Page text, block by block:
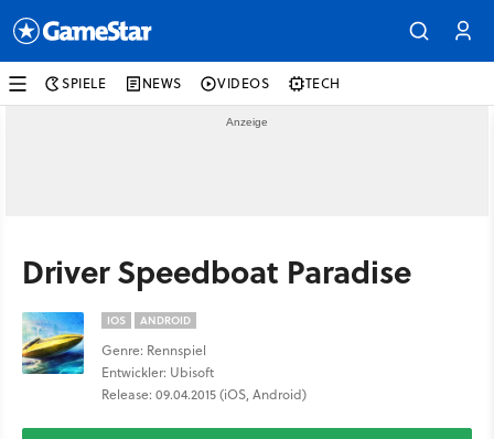
SPIELE NEWS VIDEOS TECH
Driver Speedboat Paradise
IOS ANDROID
Genre: Rennspiel
Entwickler: Ubisoft
Release: 09.04.2015 (iOS, Android)